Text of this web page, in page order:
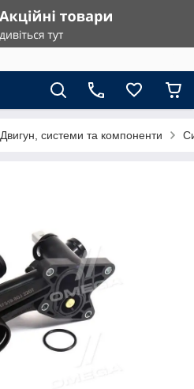
Двигун, системи та компоненти